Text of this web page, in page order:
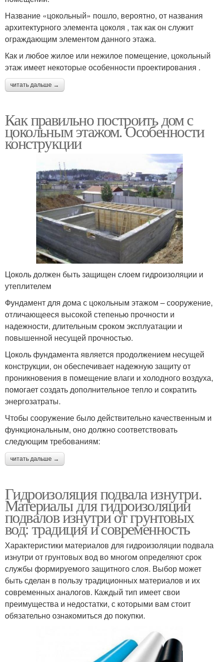
Название «цокольный» пошло, вероятно, от названия
архитектурного элемента цоколя , так как он служит
ограждающим элементом данного этажа.
Как и любое жилое или нежилое помещение, цокольный
этаж имеет некоторые особенности проектирования .
читать дальше →
Как правильно построить дом с
цокольным этажом. Особенности
конструкции
Цоколь должен быть защищен слоем гидроизоляции и
утеплителем
Фундамент для дома с цокольным этажом – сооружение,
отличающееся высокой степенью прочности и
надежности, длительным сроком эксплуатации и
повышенной несущей прочностью.
Цоколь фундамента является продолжением несущей
конструкции, он обеспечивает надежную защиту от
проникновения в помещение влаги и холодного воздуха,
помогает создать дополнительное тепло и сократить
энергозатраты.
Чтобы сооружение было действительно качественным и
функциональным, оно должно соответствовать
следующим требованиям:
читать дальше →
Гидроизоляция подвала изнутри.
Материалы для гидроизоляции
подвалов изнутри от грунтовых
вод: традиция и современность
Характеристики материалов для гидроизоляции подвала
изнутри от грунтовых вод во многом определяют срок
службы формируемого защитного слоя. Выбор может
быть сделан в пользу традиционных материалов и их
современных аналогов. Каждый тип имеет свои
преимущества и недостатки, с которыми вам стоит
обязательно ознакомиться до покупки.